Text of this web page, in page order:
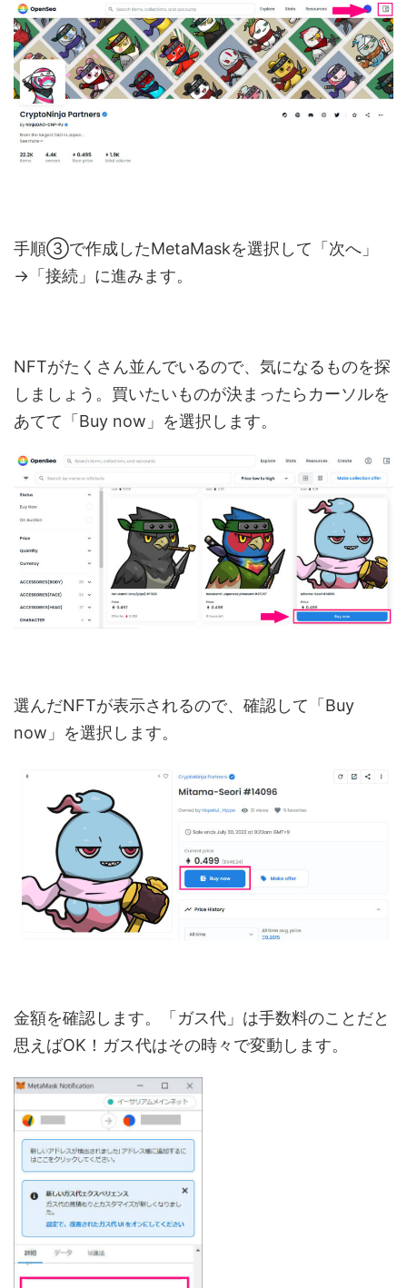
手順③で作成したMetaMaskを選択して「次へ」
→「接続」に進みます。
NFTがたくさん並んでいるので、気になるものを探
しましょう。買いたいものが決まったらカーソルを
あてて「Buy now」を選択します。
選んだNFTが表示されるので、確認して「Buy
now」を選択します。
金額を確認します。「ガス代」は手数料のことだと
思えばOK！ガス代はその時々で変動します。